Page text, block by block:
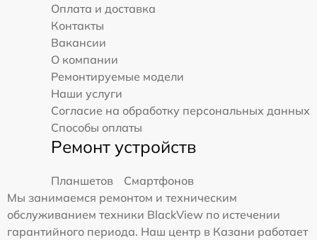
Оплата и доставка
Контакты
Вакансии
О компании
Ремонтируемые модели
Наши услуги
Согласие на обработку персональных данных
Способы оплаты
Ремонт устройств
Планшетов
Смартфонов
Мы занимаемся ремонтом и техническим
обслуживанием техники BlackView по истечении
гарантийного периода. Наш центр в Казани работает